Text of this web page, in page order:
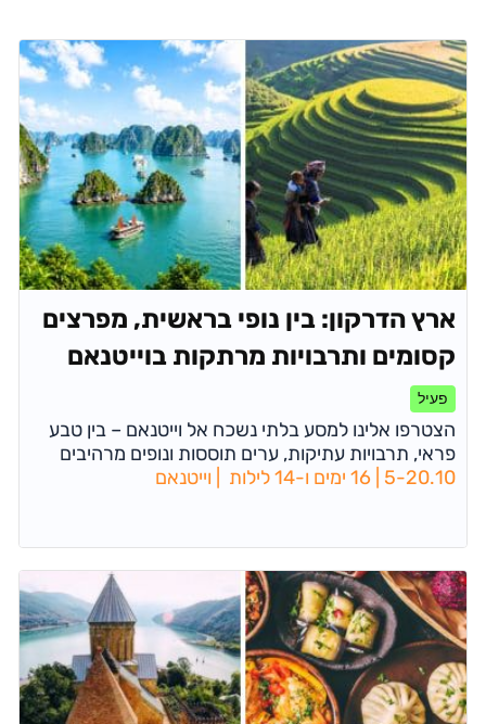
ארץ הדרקון: בין נופי בראשית, מפרצים
קסומים ותרבויות מרתקות בוייטנאם
פעיל
הצטרפו אלינו למסע בלתי נשכח אל וייטנאם – בין טבע
פראי, תרבויות עתיקות, ערים תוססות ונופים מרהיבים
5-20.10 | 16 ימים ו-14 לילות | וייטנאם